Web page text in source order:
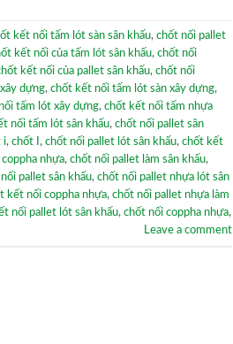
kết nối tấm lót sàn sân khấu, chốt nối pallet
kết nối của tấm lót sân khấu, chốt nối
kết nối của pallet sân khấu, chốt nối
dựng, chốt kết nối tấm lót sàn xây dựng,
tấm lót xây dựng, chốt kết nối tấm nhựa
nối tấm lót sân khấu, chốt nối pallet sân
i, chốt I , chốt nối pallet lót sân khấu, chốt kết
nhựa, chốt nối pallet làm sân khấu,
pallet sân khấu, chốt nối pallet nhựa lót sân
kết nối coppha nhựa, chốt nối pallet nhựa làm
nối pallet lót sân khấu, chốt nối coppha nhựa,
Leave a comment